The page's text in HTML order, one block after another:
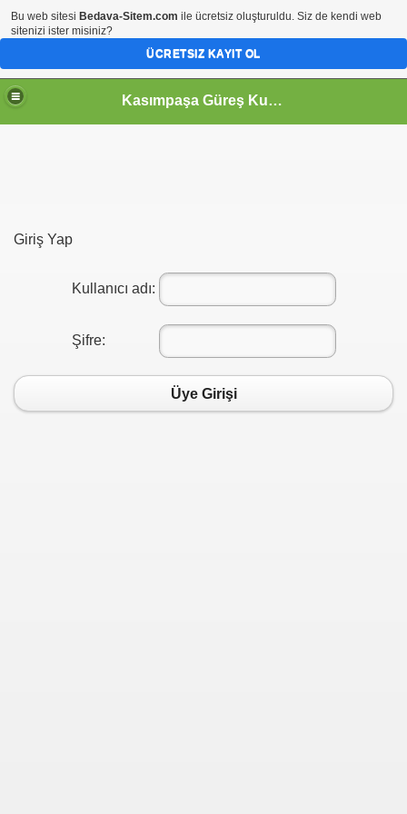
Kasımpaşa Güreş Kulübü
Giriş Yap
Kullanıcı adı:
Şifre:
Üye Girişi
Bu web sitesi Bedava-Sitem.com ile ücretsiz oluşturuldu. Siz de kendi web
sitenizi ister misiniz?
ÜCRETSIZ KAYIT OL